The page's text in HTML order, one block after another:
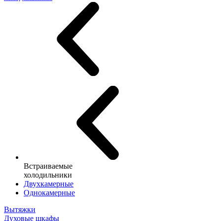
Встраиваемые
холодильники
Двухкамерные
Однокамерные
Вытяжки
Духовые шкафы